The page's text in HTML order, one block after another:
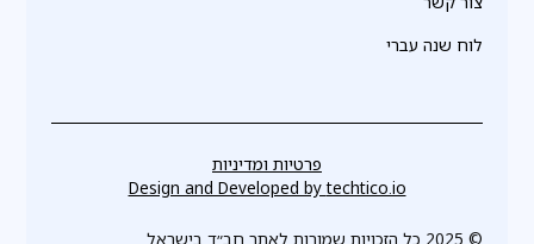
לוח שנה עברי
© 2025 כל הזכויות שמורות לאתר חב״ד בישראל.
פרטיות ומדיניות
Design and Developed bytechtico.io